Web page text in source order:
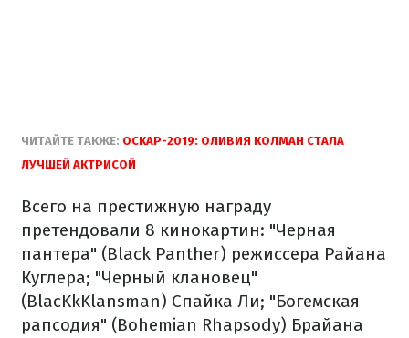
ЧИТАЙТЕ ТАКЖЕ: ОСКАР-2019: ОЛИВИЯ КОЛМАН СТАЛА
ЛУЧШЕЙ АКТРИСОЙ
Всего на престижную награду
претендовали 8 кинокартин: "Черная
пантера" (Black Panther) режиссера Райана
Куглера; "Черный клановец"
(BlacKkKlansman) Спайка Ли; "Богемская
рапсодия" (Bohemian Rhapsody) Брайана